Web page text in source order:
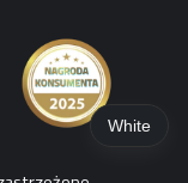
White